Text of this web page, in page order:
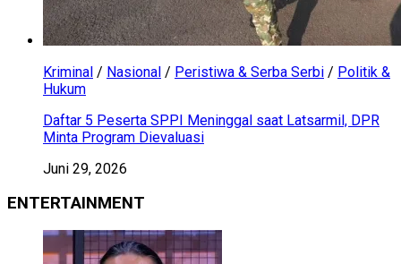
Kriminal / Nasional / Peristiwa & Serba Serbi / Politik &
Hukum
Daftar 5 Peserta SPPI Meninggal saat Latsarmil, DPR
Minta Program Dievaluasi
Juni 29, 2026
ENTERTAINMENT